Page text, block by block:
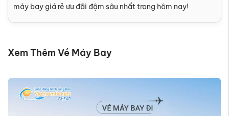
máy bay giá rẻ ưu đãi đậm sâu nhất trong hôm nay!
Xem Thêm Vé Máy Bay